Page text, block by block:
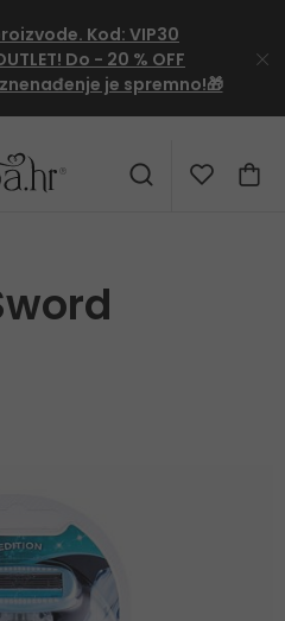
Kod:VIP30
Do - 20 % OFF
je spremno!🎁